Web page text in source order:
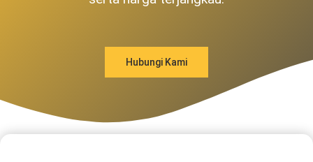
Hubungi Kami